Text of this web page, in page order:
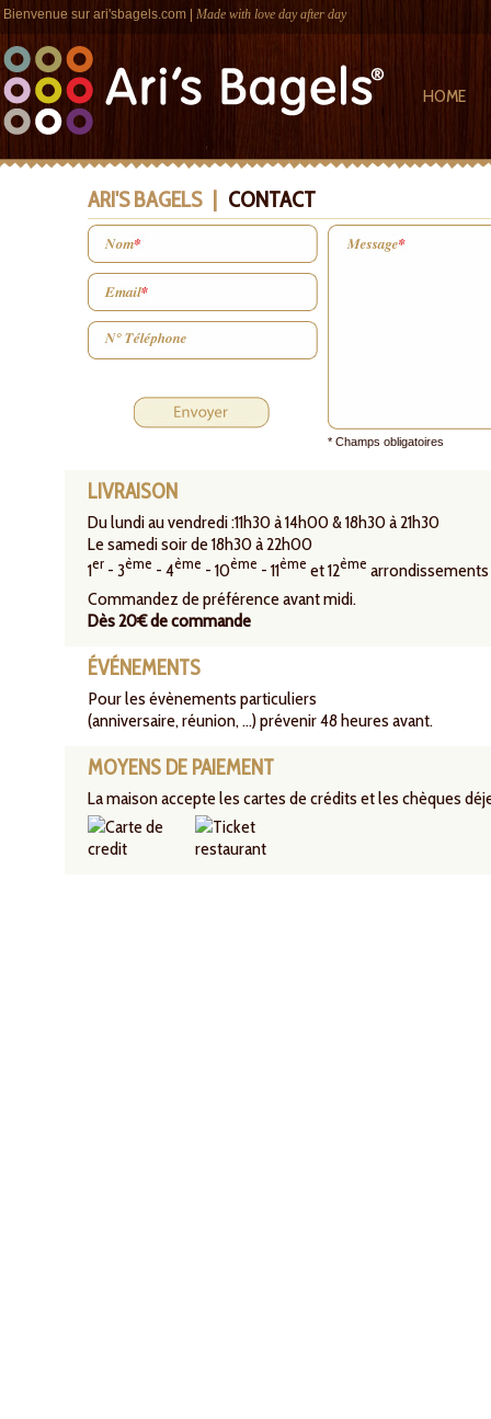
Bienvenue sur ari'sbagels.com| Made with love day after day
HOME
ARI'S BAGELS | CONTACT
* Champs obligatoires
LIVRAISON
Du lundi au vendredi :11h30 à 14h00 & 18h30 à 21h30
Le samedi soir de 18h30 à 22h00
1er - 3ème - 4ème - 10ème - 11ème et 12ème arrondissements
Commandez de préférence avant midi.
Dès 20€ de commande
ÉVÉNEMENTS
Pour les évènements particuliers
(anniversaire, réunion, ...) prévenir 48 heures avant.
MOYENS DE PAIEMENT
La maison accepte les cartes de crédits et les chèques